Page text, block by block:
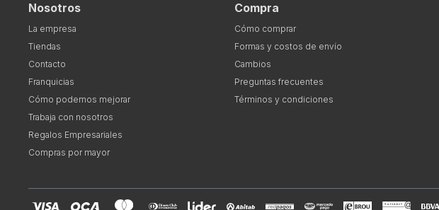
Nosotros
La empresa
Tiendas
Contacto
Franquicias
Cómo podemos mejorar
Trabaja con nosotros
Regalos Empresariales
Compras por mayor
Compra
Cómo comprar
Formas y costos de envío
Cambios
Preguntas frecuentes
Términos y condiciones